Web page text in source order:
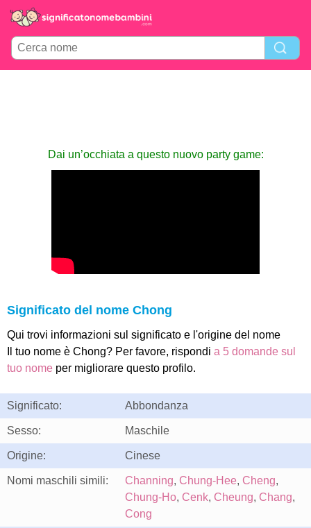
Dai un’occhiata a questo nuovo party game:
Significato del nome Chong
Qui trovi informazioni sul significato e l'origine del nome
Il tuo nome è Chong? Per favore, rispondi a 5 domande sul
tuo nome per migliorare questo profilo.
Significato: Abbondanza
Sesso: Maschile
Origine: Cinese
Nomi maschili simili: Channing, Chung-Hee, Cheng,
Chung-Ho, Cenk, Cheung, Chang,
Cong